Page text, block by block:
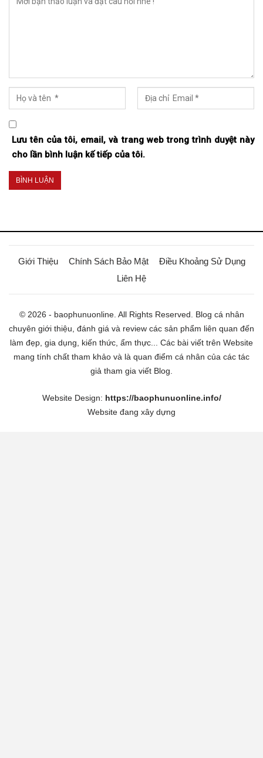
Lưu tên của tôi, email, và trang web trong trình duyệt này
cho lần bình luận kế tiếp của tôi.
Giới Thiệu Chính Sách Bảo Mật
Điều Khoảng Sử Dụng
Liên Hệ
© 2026 - baophunuonline. All Rights Reserved. Blog cá nhân
chuyên giới thiệu, đánh giá và review các sản phẩm liên quan đến
làm đẹp, gia dụng, kiến thức, ẩm thực... Các bài viết trên Website
mang tính chất tham khảo và là quan điểm cá nhân của các tác
giả tham gia viết Blog.
Website Design: https://baophunuonline.info/
Website đang xây dựng